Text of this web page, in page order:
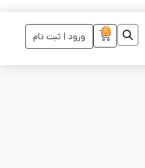
ورود | ثبت نام 0